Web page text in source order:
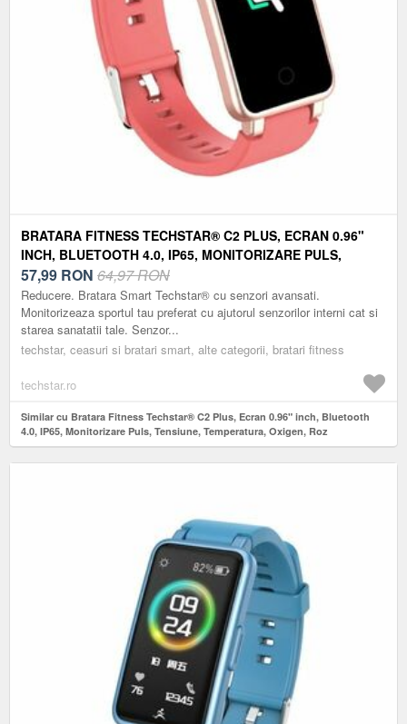
BRATARA FITNESS TECHSTAR® C2 PLUS, ECRAN 0.96"
INCH, BLUETOOTH 4.0, IP65, MONITORIZARE PULS,
TENSIUNE, TEMPERATURA, OXIGEN, ROZ
57,99 RON 64,97 RON
Reducere. Bratara Smart Techstar® cu senzori avansati.
Monitorizeaza sportul tau preferat cu ajutorul senzorilor interni cat si
starea sanatatii tale. Senzor...
techstar, ceasuri si bratari smart, alte categorii, bratari fitness
techstar.ro
Similar cu Bratara Fitness Techstar® C2 Plus, Ecran 0.96" inch, Bluetooth
4.0, IP65, Monitorizare Puls, Tensiune, Temperatura, Oxigen, Roz